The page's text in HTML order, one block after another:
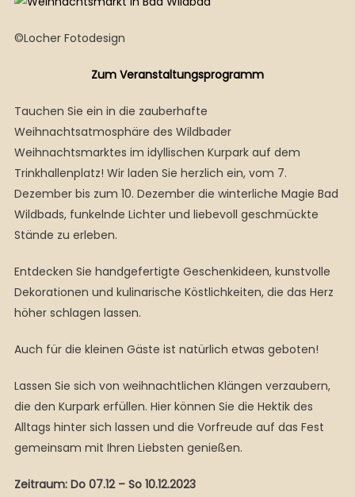
©Locher Fotodesign
Zum Veranstaltungsprogramm
Tauchen Sie ein in die zauberhafte
Weihnachtsatmosphäre des Wildbader
Weihnachtsmarktes im idyllischen Kurpark auf dem
Trinkhallenplatz! Wir laden Sie herzlich ein, vom 7.
Dezember bis zum 10. Dezember die winterliche Magie Bad
Wildbads, funkelnde Lichter und liebevoll geschmückte
Stände zu erleben.
Entdecken Sie handgefertigte Geschenkideen, kunstvolle
Dekorationen und kulinarische Köstlichkeiten, die das Herz
höher schlagen lassen.
Auch für die kleinen Gäste ist natürlich etwas geboten!
Lassen Sie sich von weihnachtlichen Klängen verzaubern,
die den Kurpark erfüllen. Hier können Sie die Hektik des
Alltags hinter sich lassen und die Vorfreude auf das Fest
gemeinsam mit Ihren Liebsten genießen.
Zeitraum: Do 07.12 – So 10.12.2023